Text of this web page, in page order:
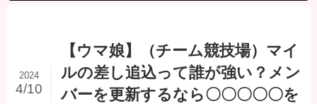
【ウマ娘】（チーム競技場）マイ
ルの差し追込って誰が強い？メン
バーを更新するなら〇〇〇〇〇を
2024
4/10